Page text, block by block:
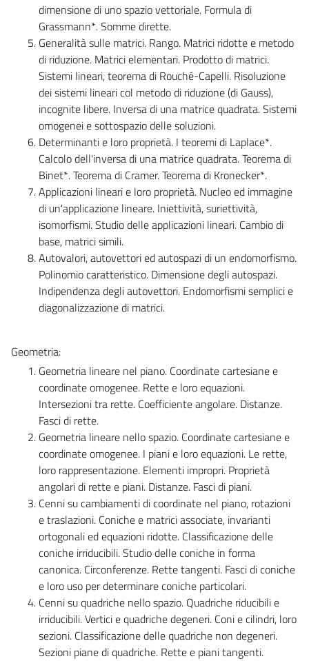
dimensione di uno spazio vettoriale. Formula di
Grassmann*. Somme dirette.
Generalità sulle matrici. Rango. Matrici ridotte e metodo
di riduzione. Matrici elementari. Prodotto di matrici.
Sistemi lineari, teorema di Rouché-Capelli. Risoluzione
dei sistemi lineari col metodo di riduzione (di Gauss),
incognite libere. Inversa di una matrice quadrata. Sistemi
omogenei e sottospazio delle soluzioni.
Determinanti e loro proprietà. I teoremi di Laplace*.
Calcolo dell'inversa di una matrice quadrata. Teorema di
Binet*. Teorema di Cramer. Teorema di Kronecker*.
Applicazioni lineari e loro proprietà. Nucleo ed immagine
di un'applicazione lineare. Iniettività, suriettività,
isomorfismi. Studio delle applicazioni lineari. Cambio di
base, matrici simili.
Autovalori, autovettori ed autospazi di un endomorfismo.
Polinomio caratteristico. Dimensione degli autospazi.
Indipendenza degli autovettori. Endomorfismi semplici e
diagonalizzazione di matrici.
Geometria:
Geometria lineare nel piano. Coordinate cartesiane e
coordinate omogenee. Rette e loro equazioni.
Intersezioni tra rette. Coefficiente angolare. Distanze.
Fasci di rette.
Geometria lineare nello spazio. Coordinate cartesiane e
coordinate omogenee. I piani e loro equazioni. Le rette,
loro rappresentazione. Elementi impropri. Proprietà
angolari di rette e piani. Distanze. Fasci di piani.
Cenni su cambiamenti di coordinate nel piano, rotazioni
e traslazioni. Coniche e matrici associate, invarianti
ortogonali ed equazioni ridotte. Classificazione delle
coniche irriducibili. Studio delle coniche in forma
canonica. Circonferenze. Rette tangenti. Fasci di coniche
e loro uso per determinare coniche particolari.
Cenni su quadriche nello spazio. Quadriche riducibili e
irriducibili. Vertici e quadriche degeneri. Coni e cilindri, loro
sezioni. Classificazione delle quadriche non degeneri.
Sezioni piane di quadriche. Rette e piani tangenti.